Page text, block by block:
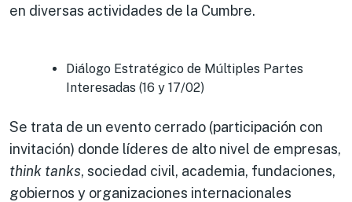
en diversas actividades de la Cumbre.
Diálogo Estratégico de Múltiples Partes
Interesadas (16 y 17/02)
Se trata de un evento cerrado (participación con
invitación) donde líderes de alto nivel de empresas,
think tanks, sociedad civil, academia, fundaciones,
gobiernos y organizaciones internacionales